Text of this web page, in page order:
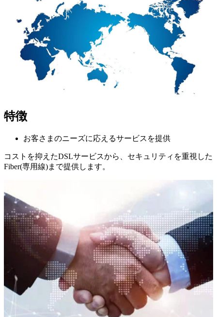
特徴
お客さまのニーズに応えるサービスを提供
コストを抑えたDSLサービスから、セキュリティを重視した
Fiber(専用線)まで提供します。